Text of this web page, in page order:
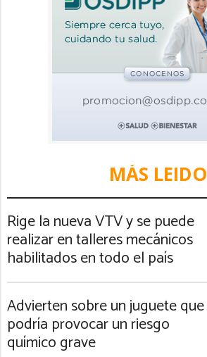
MÁS LEIDO
Rige la nueva VTV y se puede
realizar en talleres mecánicos
habilitados en todo el país
Advierten sobre un juguete que
podría provocar un riesgo
químico grave